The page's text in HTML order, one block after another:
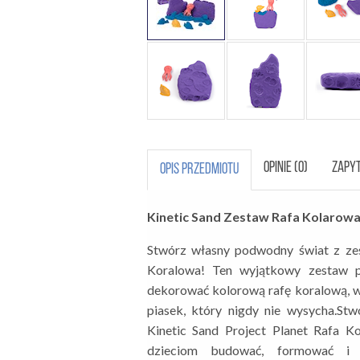
OPIS PRZEDMIOTU OPINIE (0)
Kinetic Sand Zestaw Rafa
Stwórz własny podwodny świat z
Koralowa! Ten wyjątkowy zestaw
dekorować kolorową rafę koralową,
piasek, który nigdy nie
Kinetic Sand Project Planet Rafa
dzieciom budować, formować